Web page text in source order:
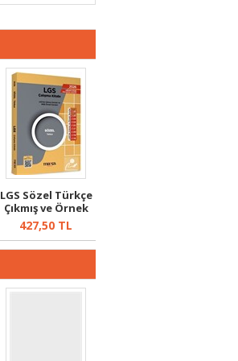
LGS Sözel Türkçe
Çıkmış ve Örnek
Sorular
427,50 TL